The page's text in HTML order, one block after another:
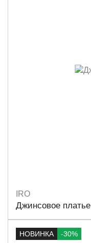
Размеры
IRO
Джинсовое платье
НОВИНКА -30%